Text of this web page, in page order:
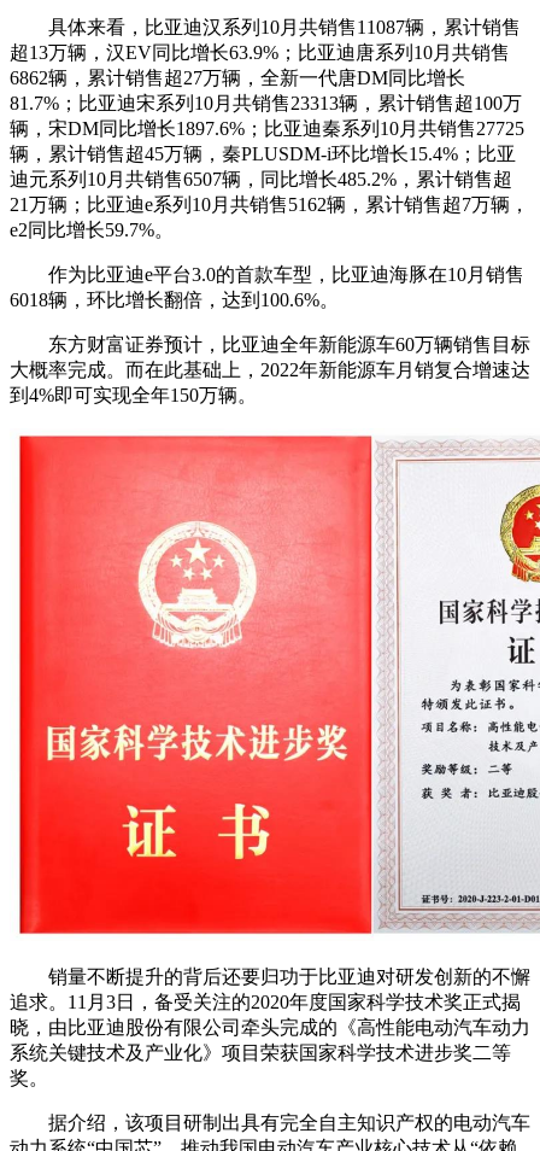
具体来看，比亚迪汉系列10月共销售11087辆，累计销售
超13万辆，汉EV同比增长63.9%；比亚迪唐系列10月共销售
6862辆，累计销售超27万辆，全新一代唐DM同比增长
81.7%；比亚迪宋系列10月共销售23313辆，累计销售超100万
辆，宋DM同比增长1897.6%； 比亚迪秦系列10月共销售27725
辆，累计销售超45万辆，秦PLUSDM-i环比增长15.4%；比亚
迪元系列10月共销售6507辆，同比增长485.2%，累计销售超
21万辆；比亚迪e系列10月共销售5162辆，累计销售超7万辆，
e2同比增长59.7%。
作为比亚迪e平台3.0的首款车型，比亚迪海豚在10月销售
6018辆，环比增长翻倍，达到100.6%。
东方财富证券预计，比亚迪全年新能源车60万辆销售目标
大概率完成。而在此基础上，2022年新能源车月销复合增速达
到4%即可实现全年150万辆。
销量不断提升的背后还要归功于比亚迪对研发创新的不懈
追求。11月3日，备受关注的2020年度国家科学技术奖正式揭
晓，由比亚迪股份有限公司牵头完成的《高性能电动汽车动力
系统关键技术及产业化》项目荣获国家科学技术进步奖二等
奖。
据介绍，该项目研制出具有完全自主知识产权的电动汽车